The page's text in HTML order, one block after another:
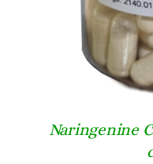
Naringenine